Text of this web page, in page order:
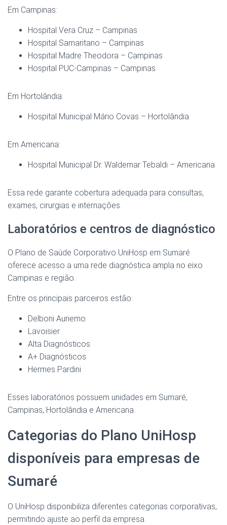
Em Campinas:
Hospital Vera Cruz – Campinas
Hospital Samaritano – Campinas
Hospital Madre Theodora – Campinas
Hospital PUC-Campinas – Campinas
Em Hortolândia:
Hospital Municipal Mário Covas – Hortolândia
Em Americana:
Hospital Municipal Dr. Waldemar Tebaldi – Americana
Essa rede garante cobertura adequada para consultas,
exames, cirurgias e internações.
Laboratórios e centros de diagnóstico
O Plano de Saúde Corporativo UniHosp em Sumaré
oferece acesso a uma rede diagnóstica ampla no eixo
Campinas e região.
Entre os principais parceiros estão:
Delboni Auriemo
Lavoisier
Alta Diagnósticos
A+ Diagnósticos
Hermes Pardini
Esses laboratórios possuem unidades em Sumaré,
Campinas, Hortolândia e Americana.
Categorias do Plano UniHosp
disponíveis para empresas de
Sumaré
O UniHosp disponibiliza diferentes categorias corporativas,
permitindo ajuste ao perfil da empresa.